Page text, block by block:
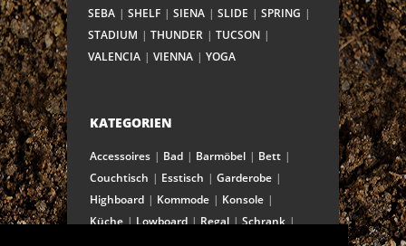
SEBA
SHELF SIENA SLIDE
SPRING
STADIUM
THUNDER
TUCSON
VALENCIA
VIENNA YOGA
KATEGORIEN
Accessoires Bad Barmöbel
Bett
Couchtisch
Esstisch
Garderobe
Highboard
Kommode
Konsole
Küche
Lowboard Regal
Schrank